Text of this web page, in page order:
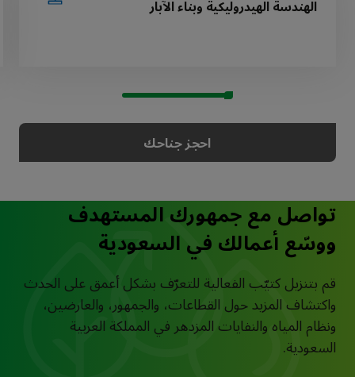
الهندسة الهيدروليكية وبناء الآبار
احجز جناحك
تواصل مع جمهورك المستهدف
ووسّع أعمالك في السعودية
قم بتنزيل كتيّب الفعالية للتعرّف بشكل أعمق على الحدث
واكتشاف المزيد حول القطاعات، والجمهور، والعارضين،
ونظام المياه والنفايات المزدهر في المملكة العربية
السعودية.